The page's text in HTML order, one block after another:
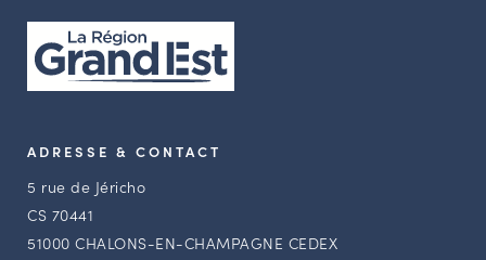
ADRESSE & CONTACT
5 rue de Jéricho
CS 70441
51000 CHALONS-EN-CHAMPAGNE CEDEX